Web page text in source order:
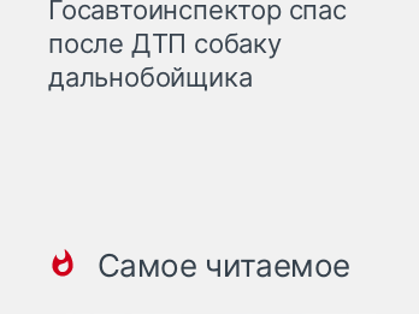
Госавтоинспектор спас
после ДТП собаку
дальнобойщика
Самое читаемое